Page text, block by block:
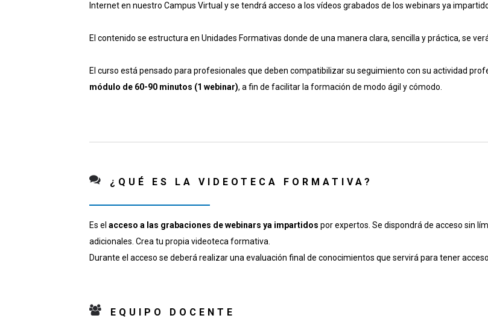
Internet en nuestro Campus Virtual y se tendrá acceso a los vídeos grabados de los webinars ya
El contenido se estructura en Unidades Formativas donde de una manera clara, sencilla y práctica, se
El curso está pensado para profesionales que deben compatibilizar su seguimiento con su actividad
módulo de 60-90 minutos (1 webinar), a fin de facilitar la formación de modo ágil y cómodo.
¿QUÉ ES LA VIDEOTECA FORMATIVA?
Es el acceso a las grabaciones de webinars ya impartidos por expertos. Se dispondrá de acceso sin
adicionales. Crea tu propia videoteca formativa.
Durante el acceso se deberá realizar una evaluación final de conocimientos que servirá para tener
EQUIPO DOCENTE